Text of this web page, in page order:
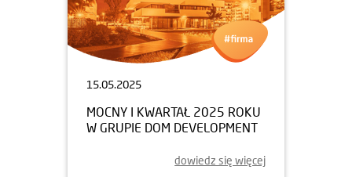
15.05.2025
MOCNY I KWARTAŁ 2025 ROKU
W GRUPIE DOM DEVELOPMENT
dowiedz się więcej